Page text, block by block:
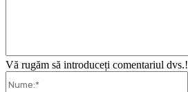
Vă rugăm să introduceți comentariul dvs.!